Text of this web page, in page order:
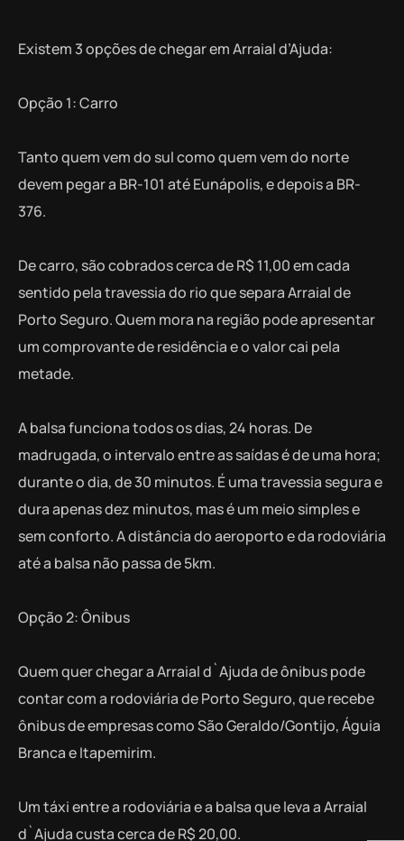
Existem 3 opções de chegar em Arraial d’Ajuda:
Opção 1: Carro
Tanto quem vem do sul como quem vem do norte
devem pegar a BR-101 até Eunápolis, e depois a BR-
376.
De carro, são cobrados cerca de R$ 11,00 em cada
sentido pela travessia do rio que separa Arraial de
Porto Seguro. Quem mora na região pode apresentar
um comprovante de residência e o valor cai pela
metade.
A balsa funciona todos os dias, 24 horas. De
madrugada, o intervalo entre as saídas é de uma hora;
durante o dia, de 30 minutos. É uma travessia segura e
dura apenas dez minutos, mas é um meio simples e
sem conforto. A distância do aeroporto e da rodoviária
até a balsa não passa de 5km.
Opção 2: Ônibus
Quem quer chegar a Arraial d`Ajuda de ônibus pode
contar com a rodoviária de Porto Seguro, que recebe
ônibus de empresas como São Geraldo/Gontijo, Águia
Branca e Itapemirim.
Um táxi entre a rodoviária e a balsa que leva a Arraial
d`Ajuda custa cerca de R$ 20,00.